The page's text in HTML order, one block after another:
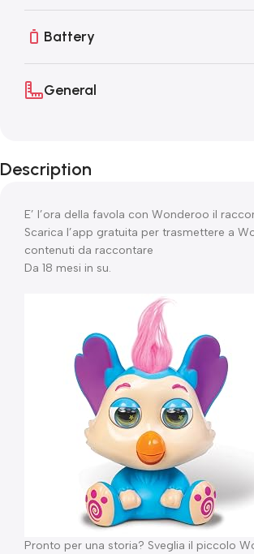
Battery
General
Description
E’ l’ora della favola con Wonderoo il
Scarica l’app gratuita per trasmettere a
contenuti da raccontare
Da 18 mesi in su.
Pronto per una storia? Sveglia il piccolo